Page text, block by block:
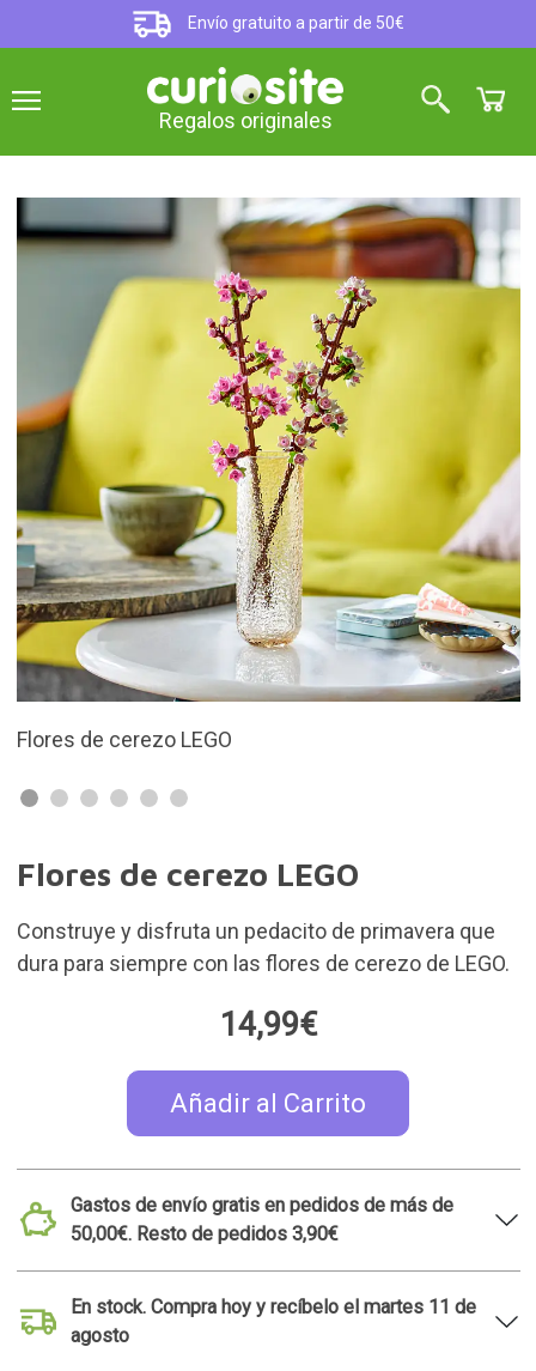
Envío gratuito a partir de 50€
Regalos originales
Construye dos bonitas ramas de cerezo en
Flores de cerezo LEGO
Construye y disfruta un pedacito de primavera que
dura para siempre con las flores de cerezo de LEGO.
14,99€
Añadir al Carrito
Gastos de envío gratis en pedidos de más de
50,00€. Resto de pedidos 3,90€
En stock. Compra hoy y recíbelo el martes 11 de
agosto